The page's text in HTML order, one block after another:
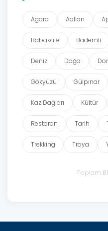
Agora Aollon
Babakale Bademli
Deniz Doğa
Gökyüzü Gülpınar
Kaz Dağları Kültür
Restoran Tarih
Trekking Troya
Toplam